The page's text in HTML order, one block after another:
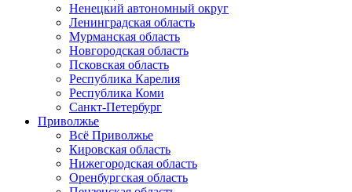
Ненецкий автономный округ
Ленинградская область
Мурманская область
Новгородская область
Псковская область
Республика Карелия
Республика Коми
Санкт-Петербург
Приволжье
Всё Приволжье
Кировская область
Нижегородская область
Оренбургская область